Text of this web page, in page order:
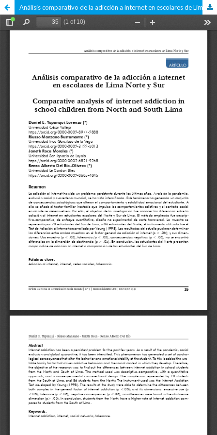
Análisis comparativo de la adicción a internet en escolares de Lima Norte y Sur